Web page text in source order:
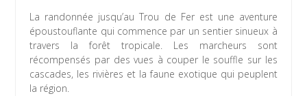
La randonnée jusqu’au Trou de Fer est une aventure
époustouflante qui commence par un sentier sinueux à
travers la forêt tropicale. Les marcheurs sont
récompensés par des vues à couper le souffle sur les
cascades, les rivières et la faune exotique qui peuplent
la région.